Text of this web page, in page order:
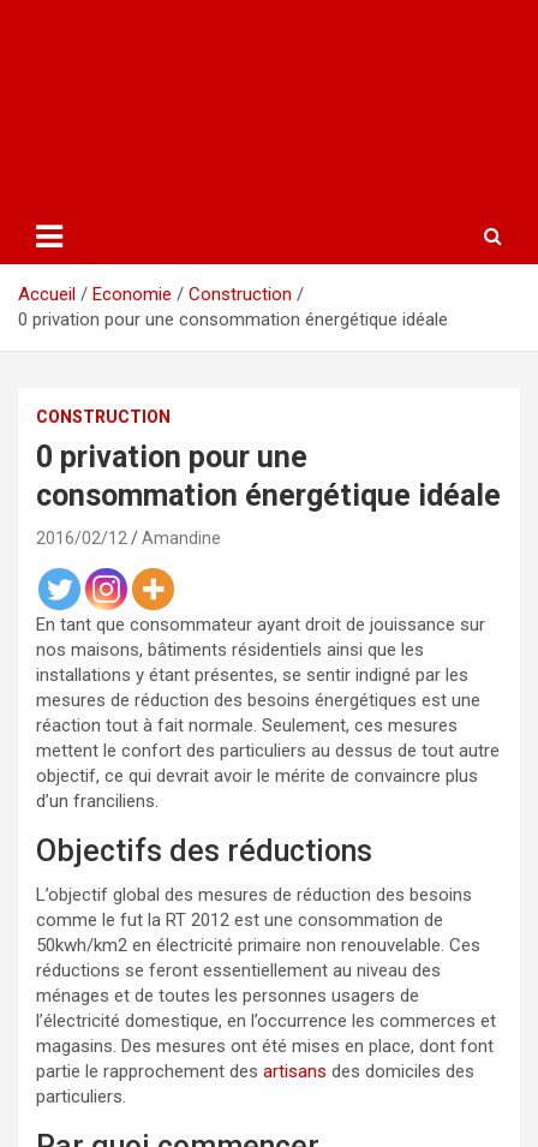
Accueil Economie
Construction
0 privation pour une consommation énergétique idéale
CONSTRUCTION
0 privation pour une
consommation énergétique idéale
2016/02/12 Amandine
En tant que consommateur ayant droit de jouissance sur
nos maisons, bâtiments résidentiels ainsi que les
installations y étant présentes, se sentir indigné par les
mesures de réduction des besoins énergétiques est une
réaction tout à fait normale. Seulement, ces mesures
mettent le confort des particuliers au dessus de tout autre
objectif, ce qui devrait avoir le mérite de convaincre plus
d’un franciliens.
Objectifs des réductions
L’objectif global des mesures de réduction des besoins
comme le fut la RT 2012 est une consommation de
50kwh/km2 en électricité primaire non renouvelable. Ces
réductions se feront essentiellement au niveau des
ménages et de toutes les personnes usagers de
l’électricité domestique, en l’occurrence les commerces et
magasins. Des mesures ont été mises en place, dont font
partie le rapprochement des artisans des domiciles des
particuliers.